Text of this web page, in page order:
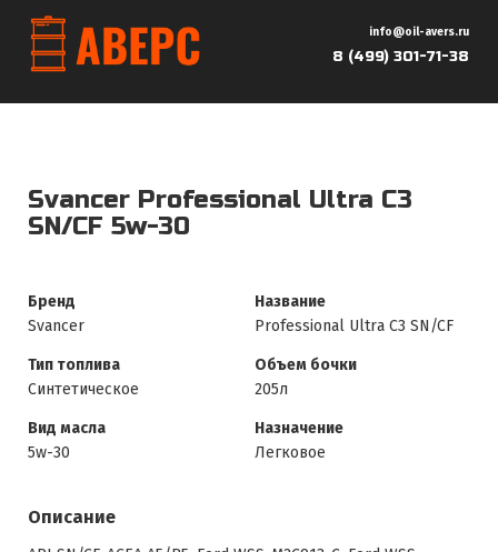
info@oil-avers.ru
8 (499) 301-71-38
Svancer Professional Ultra C3
SN/CF 5w-30
Бренд
Svancer
Название
Professional Ultra C3 SN/CF
Тип топлива
Синтетическое
Объем бочки
205л
Вид масла
5w-30
Назначение
Легковое
Описание